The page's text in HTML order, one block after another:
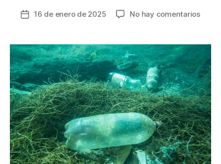
Fecha
entrada
16 de enero de 2025 No hay comentariosen
para
que
en
2025